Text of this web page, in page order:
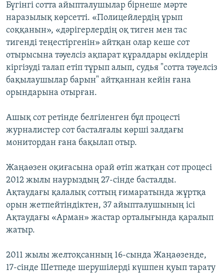
Бүгінгі сотта айыпталушылар бірнеше мәрте
наразылық көрсетті. «Полицейлердің ұрып
соққанын», «дәрігерлердің оқ тиген мен тас
тигенді теңестіргенін» айтқан олар кеше сот
отырысына тәуелсіз ақпарат құралдары өкілдерін
кіргізуді талап етіп тұрып алып, судья "сотта тәуелсіз
бақылаушылар барын" айтқаннан кейін ғана
орындарына отырған.
Ашық сот ретінде белгіленген бұл процесті
журналистер сот басталғалы көрші залдағы
монитордан ғана бақылап отыр.
Жаңаөзен оқиғасына орай өтіп жатқан сот процесі
2012 жылы наурыздың 27-сінде басталды.
Ақтаудағы қалалық соттың ғимаратында жұртқа
орын жетпейтіндіктен, 37 айыпталушының ісі
Ақтаудағы «Арман» жастар орталығында қаралып
жатыр.
2011 жылы желтоқсанның 16-сында Жаңаөзенде,
17-сінде Шетпеде шерушілерді күшпен қуып тарату